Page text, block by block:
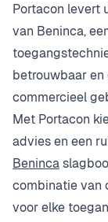
Portacon levert
van Beninca,
betrouwbaar
commercieel
Met Portacon
advies en een
Beninca
combinatie van
voor elke